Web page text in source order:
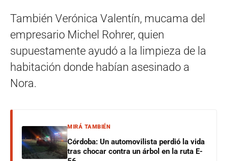
También Verónica Valentín, mucama del
empresario Michel Rohrer, quien
supuestamente ayudó a la limpieza de la
habitación donde habían asesinado a
Nora.
MIRÁ TAMBIÉN
Córdoba: Un automovilista perdió la vida
tras chocar contra un árbol en la ruta E-